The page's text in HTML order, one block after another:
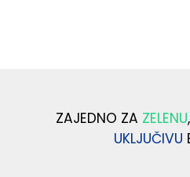
ZAJEDNO ZA ZELENU,
UKLJUČIVU